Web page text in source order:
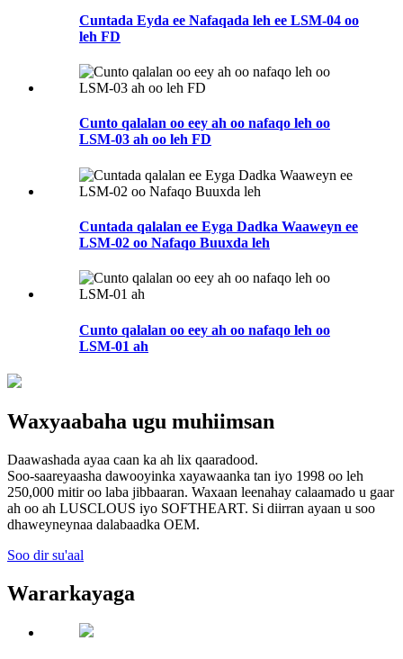
Cuntada Eyda ee Nafaqada leh ee LSM-04 oo
leh FD
Cunto qalalan oo eey ah oo nafaqo leh oo
LSM-03 ah oo leh FD
Cuntada qalalan ee Eyga Dadka Waaweyn ee
LSM-02 oo Nafaqo Buuxda leh
Cunto qalalan oo eey ah oo nafaqo leh oo
LSM-01 ah
Waxyaabaha ugu muhiimsan
Daawashada ayaa caan ka ah lix qaaradood.
Soo-saareyaasha dawooyinka xayawaanka tan iyo 1998 oo leh
250,000 mitir oo laba jibbaaran. Waxaan leenahay calaamado u gaar
ah oo ah LUSCLOUS iyo SOFTHEART. Si diirran ayaan u soo
dhaweyneynaa dalabaadka OEM.
Soo dir su'aal
Wararkayaga